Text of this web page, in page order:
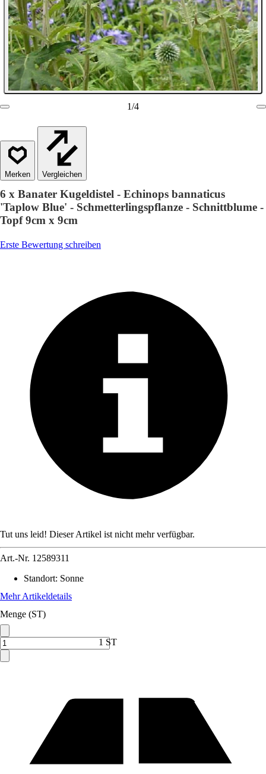
1/4
Vergleichen
6 x Banater Kugeldistel - Echinops bannaticus
'Taplow Blue' - Schmetterlingspflanze - Schnittblume -
Topf 9cm x 9cm
Erste Bewertung schreiben
Tut uns leid! Dieser Artikel ist nicht mehr verfügbar.
Art.-Nr. 12589311
Standort: Sonne
Mehr Artikeldetails
Menge (ST)
1 ST